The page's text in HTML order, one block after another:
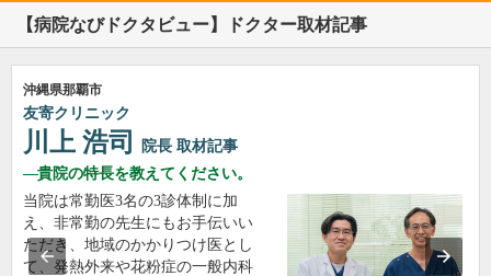
【病院なびドクタビュー】ドクター取材記事
沖縄県那覇市
友寄クリニック
川上 浩司 院長 取材記事
貴院の特長を教えてください。
当院は常勤医3名の3診体制に加
え、非常勤の先生にもお手伝いい
ただき、地域のかかりつけ医とし
て、発熱外来や花粉症の一般内科